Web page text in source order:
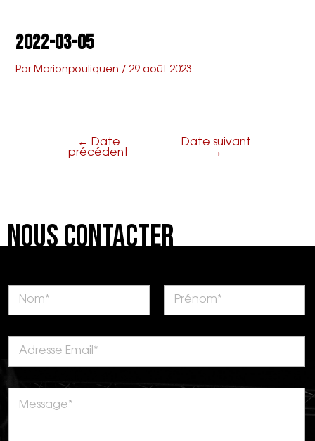
contenu
2022-03-05
Par Marionpouliquen / 29 août 2023
l’article
← Date
précédent
Date suivant
→
Nous Contacter